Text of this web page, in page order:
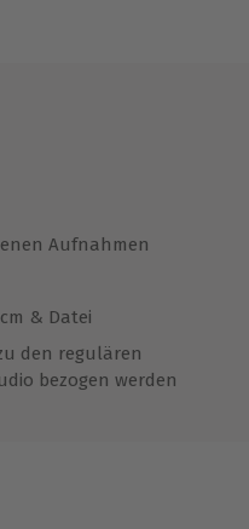
Aufnahmen
& Datei
den regulären
bezogen werden